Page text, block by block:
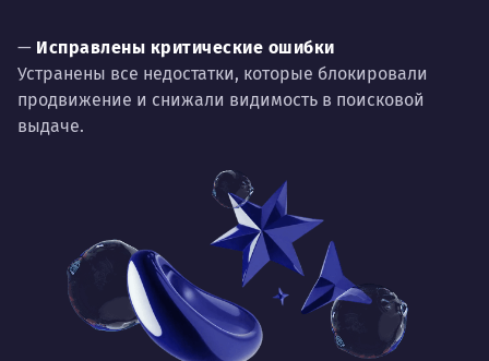
— Исправлены критические ошибки
Устранены все недостатки, которые блокировали
продвижение и снижали видимость в поисковой
выдаче.